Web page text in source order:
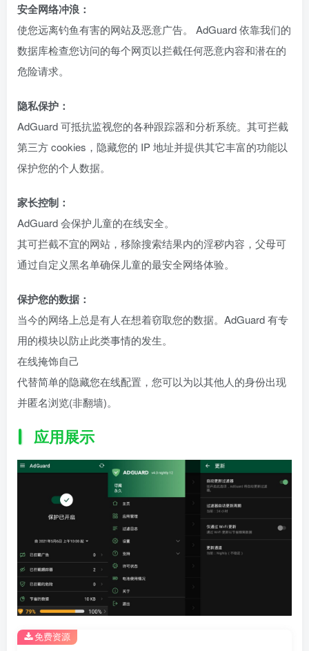
安全网络冲浪：
使您远离钓鱼有害的网站及恶意广告。 AdGuard 依靠我们的
数据库检查您访问的每个网页以拦截任何恶意内容和潜在的
危险请求。
隐私保护：
AdGuard 可抵抗监视您的各种跟踪器和分析系统。其可拦截
第三方 cookies，隐藏您的 IP 地址并提供其它丰富的功能以
保护您的个人数据。
家长控制：
AdGuard 会保护儿童的在线安全。
其可拦截不宜的网站，移除搜索结果内的淫秽内容，父母可
通过自定义黑名单确保儿童的最安全网络体验。
保护您的数据：
当今的网络上总是有人在想着窃取您的数据。AdGuard 有专
用的模块以防止此类事情的发生。
在线掩饰自己
代替简单的隐藏您在线配置，您可以为以其他人的身份出现
并匿名浏览(非翻墙)。
应用展示
免费资源